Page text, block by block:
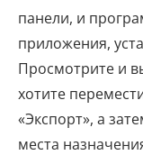
панели, и
приложения,
Просмотрите и
хотите
«Экспорт», а
места